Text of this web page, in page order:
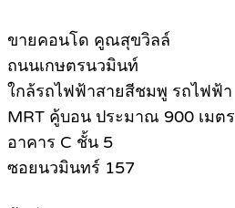
ขายคอนโด คูณสุขวิลล์
ถนนเกษตรนวมินท์
ใกล้รถไฟฟ้าสายสีชมพู รถไฟฟ้า
MRT คู้บอน ประมาณ 900 เมตร
อาคาร C ชั้น 5
ซอยนวมินทร์ 157